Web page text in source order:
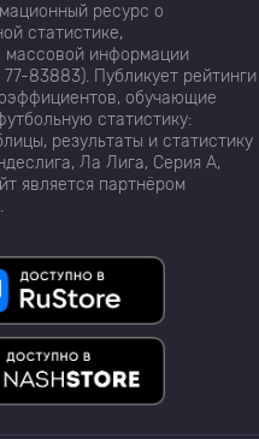
ресурс о
статистике,
массовой информации
83883). Публикует рейтинги
обучающие
статистику:
результаты и статистику
Ла Лига, Серия А,
является партнёром